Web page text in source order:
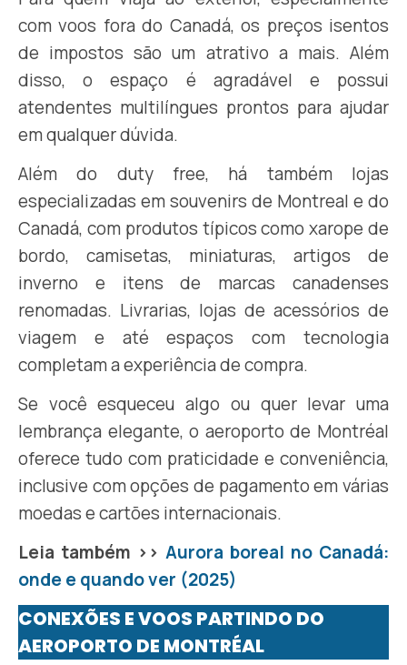
com voos fora do Canadá, os preços isentos
de impostos são um atrativo a mais. Além
disso, o espaço é agradável e possui
atendentes multilíngues prontos para ajudar
em qualquer dúvida.
Além do duty free, há também lojas
especializadas em souvenirs de Montreal e do
Canadá, com produtos típicos como xarope de
bordo, camisetas, miniaturas, artigos de
inverno e itens de marcas canadenses
renomadas. Livrarias, lojas de acessórios de
viagem e até espaços com tecnologia
completam a experiência de compra.
Se você esqueceu algo ou quer levar uma
lembrança elegante, o aeroporto de Montréal
oferece tudo com praticidade e conveniência,
inclusive com opções de pagamento em várias
moedas e cartões internacionais.
Leia também >> Aurora boreal no Canadá:
onde e quando ver (2025)
CONEXÕES E VOOS PARTINDO DO
AEROPORTO DE MONTRÉAL